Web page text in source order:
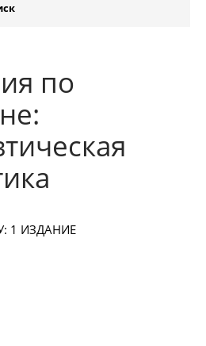
по
1 ИЗДАНИЕ